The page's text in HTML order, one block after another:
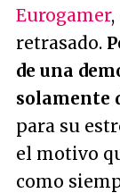
Eurogamer,
retrasado.
de una
solamente
para su
el motivo
como